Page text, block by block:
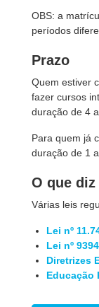
OBS: a
períodos
Prazo
Quem estiver
fazer cursos
duração de 4
Para quem já
duração de 1
O que diz
Várias leis
Lei nº
Lei nº
Diretrizes
Educação